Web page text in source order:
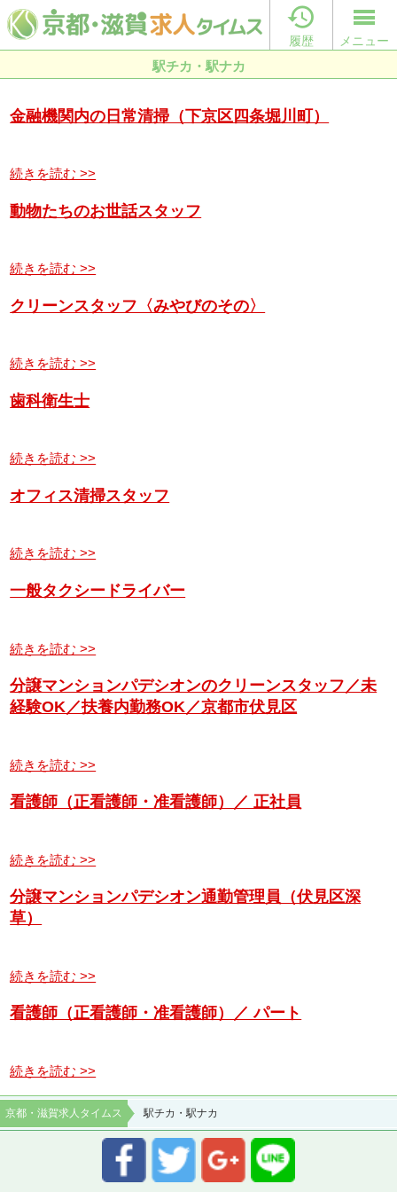

履歴 メニュー
駅チカ・駅ナカ
金融機関内の日常清掃（下京区四条堀川町）
続きを読む >>
動物たちのお世話スタッフ
続きを読む >>
クリーンスタッフ〈みやびのその〉
続きを読む >>
歯科衛生士
続きを読む >>
オフィス清掃スタッフ
続きを読む >>
一般タクシードライバー
続きを読む >>
分譲マンションパデシオンのクリーンスタッフ／未
経験OK／扶養内勤務OK／京都市伏見区
続きを読む >>
看護師（正看護師・准看護師）／ 正社員
続きを読む >>
分譲マンションパデシオン通勤管理員（伏見区深
草）
続きを読む >>
看護師（正看護師・准看護師）／ パート
続きを読む >>
京都・滋賀求人タイムス 駅チカ・駅ナカ